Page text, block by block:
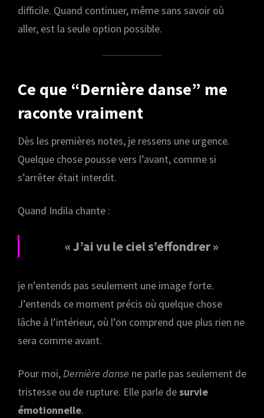
difficile. Quand continuer, même sans savoir où
aller, est la seule option possible.
Ce que “Dernière danse” me
raconte vraiment
Dès les premières notes, je ressens une urgence.
Quelque chose pousse vers l’avant, comme si
s’arrêter était interdit.
Quand Indila chante :
« J’ai vu le ciel s’effondrer »
je n’entends pas seulement une image forte.
J’entends ce moment précis où quelque chose
lâche à l’intérieur, où l’on comprend que plus rien ne
sera comme avant.
Pour moi,Dernière danse ne parle pas seulement de
tristesse ou de rupture. Elle parle desurvie
émotionnelle.